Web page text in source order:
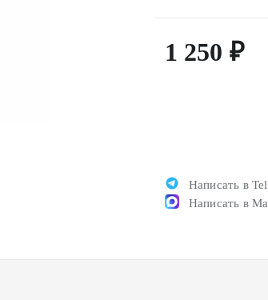
1 250 ₽
Написать в
Написать в